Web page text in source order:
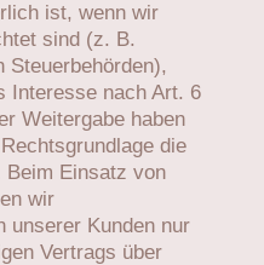
ist, wenn wir
sind (z. B.
Steuerbehörden),
Interesse nach Art. 6
Weitergabe haben
die
Beim Einsatz von
wir
unserer Kunden nur
Vertrags über